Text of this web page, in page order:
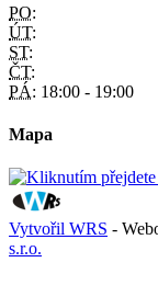
PO:
ÚT:
ST:
ČT:
PÁ: 18:00 - 19:00
Mapa
Vytvořil WRS -
s.r.o.